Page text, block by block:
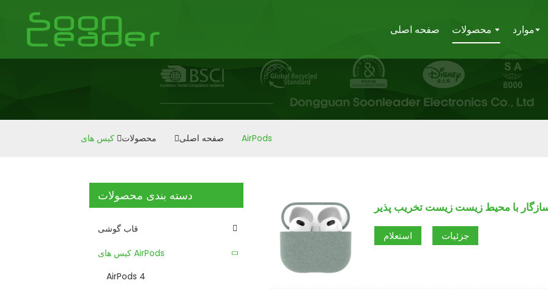
صفحه اصلی محصولات موارد
صفحه اصلی محصولات کیس های AirPods
دسته بندی محصولات
قاب گوشی
کیس های AirPods
AirPods 4
استعلام جزئیات